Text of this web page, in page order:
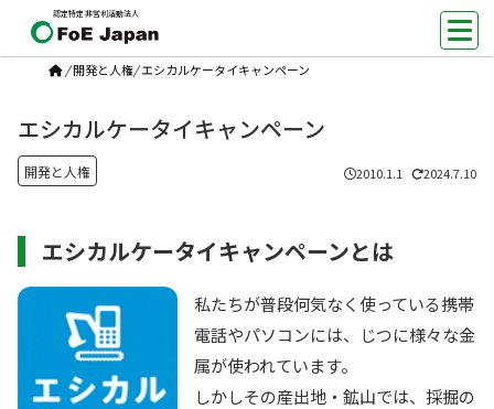
認定特定非営利活動法人
/開発と人権/ エシカルケータイキャンペーン
エシカルケータイキャンペーン
開発と人権 2010.1.1 2024.7.10
エシカルケータイキャンペーンとは
私たちが普段何気なく使っている携帯
電話やパソコンには、じつに様々な金
属が使われています。
しかしその産出地・鉱山では、採掘の